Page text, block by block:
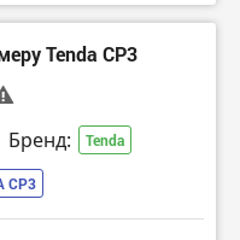
Tenda CP3
Бренд: Tenda
CP3